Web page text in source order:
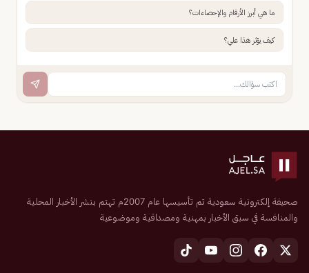
ما هي أبرز الأرقام والإحصاءات؟
كيف يؤثر هذا علي؟
صحيفة إلكترونية سعودية تم تأسيسها عام 2007م تهتم بنشر الأخبار المحلية
والمنافسة في سبق الأخبار بمهنية ومصداقية وموضوعية